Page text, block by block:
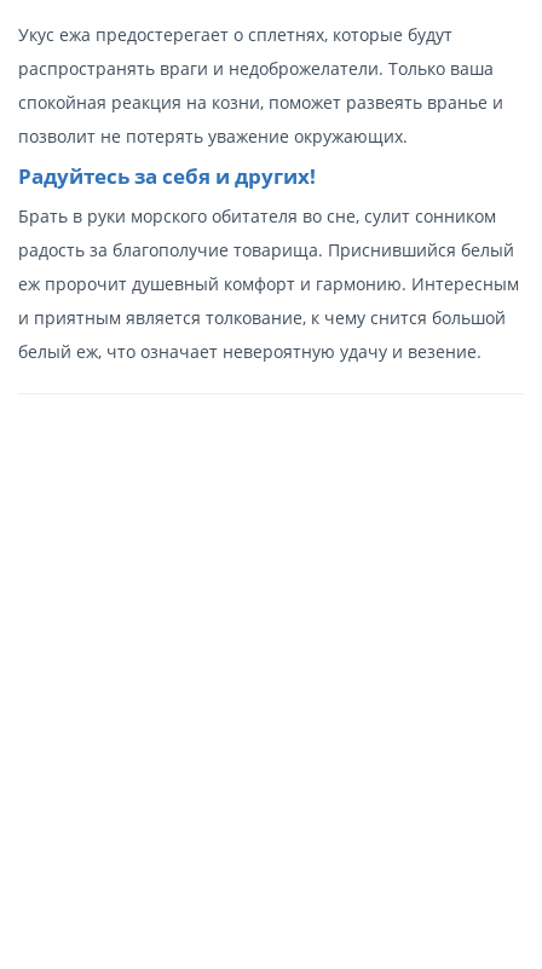
Укус ежа предостерегает о сплетнях, которые будут
распространять враги и недоброжелатели. Только ваша
спокойная реакция на козни, поможет развеять вранье и
позволит не потерять уважение окружающих.
Радуйтесь за себя и других!
Брать в руки морского обитателя во сне, сулит сонником
радость за благополучие товарища. Приснившийся белый
еж пророчит душевный комфорт и гармонию. Интересным
и приятным является толкование, к чему снится большой
белый еж, что означает невероятную удачу и везение.